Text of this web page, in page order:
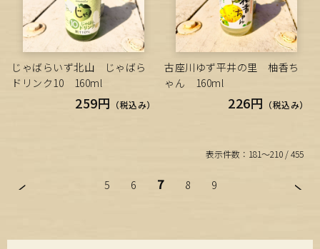
じゃばらいず北山 じゃばら
ドリンク10 160ml
259円 （税込み）
古座川ゆず平井の里 柚香ち
ゃん 160ml
226円 （税込み）
表示件数：181～210 / 455
5 6 7 8 9